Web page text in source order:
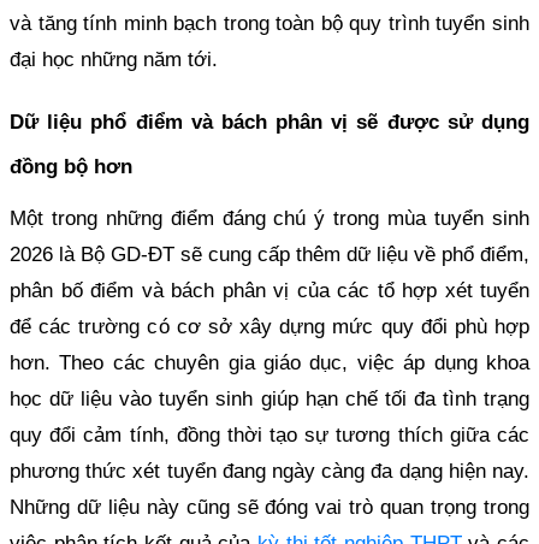
và tăng tính minh bạch trong toàn bộ quy trình tuyển sinh
đại học những năm tới.
Dữ liệu phổ điểm và bách phân vị sẽ được sử dụng
đồng bộ hơn
Một trong những điểm đáng chú ý trong mùa tuyển sinh
2026 là Bộ GD-ĐT sẽ cung cấp thêm dữ liệu về phổ điểm,
phân bố điểm và bách phân vị của các tổ hợp xét tuyển
để các trường có cơ sở xây dựng mức quy đổi phù hợp
hơn. Theo các chuyên gia giáo dục, việc áp dụng khoa
học dữ liệu vào tuyển sinh giúp hạn chế tối đa tình trạng
quy đổi cảm tính, đồng thời tạo sự tương thích giữa các
phương thức xét tuyển đang ngày càng đa dạng hiện nay.
Những dữ liệu này cũng sẽ đóng vai trò quan trọng trong